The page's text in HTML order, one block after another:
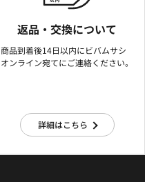
返品・交換について
商品到着後14日以内にビバムサシ
オンライン宛てにご連絡ください。
詳細はこちら